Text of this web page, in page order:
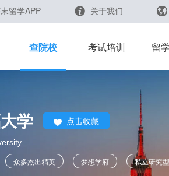
芥末留学官方小程序
留学APP 关于我们
查院校 考试培训 留
学 点击收藏
众多杰出精英 梦想学府 私立研究